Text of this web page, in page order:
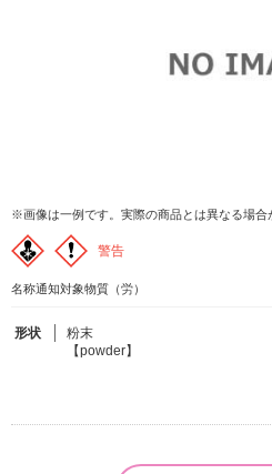
キーワードで
フリーワードで検索
化学式で検索
CAS番号で検索
※画像は一例です。実際の商品とは異なる場合
警告
名称通知対象物質（労）
形状
粉末
【powder】